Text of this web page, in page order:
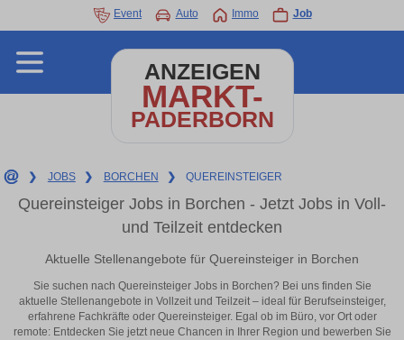
Event Auto Immo Job
ANZEIGEN
MARKT-
PADERBORN
❯ JOBS ❯ BORCHEN ❯ QUEREINSTEIGER
Quereinsteiger Jobs in Borchen - Jetzt Jobs in Voll-
und Teilzeit entdecken
Aktuelle Stellenangebote für Quereinsteiger in Borchen
Sie suchen nach Quereinsteiger Jobs in Borchen? Bei uns finden Sie
aktuelle Stellenangebote in Vollzeit und Teilzeit – ideal für Berufseinsteiger,
erfahrene Fachkräfte oder Quereinsteiger. Egal ob im Büro, vor Ort oder
remote: Entdecken Sie jetzt neue Chancen in Ihrer Region und bewerben Sie